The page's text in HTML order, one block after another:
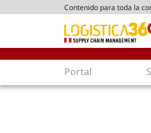
Contenido para toda la
Portal